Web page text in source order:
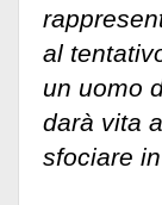
al
un uomo
darà vita
sfociare